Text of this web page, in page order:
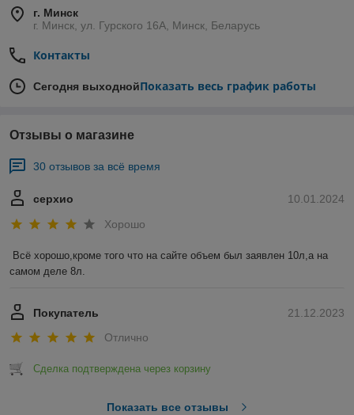
г. Минск
г. Минск, ул. Гурского 16А, Минск, Беларусь
Контакты
Сегодня выходнойПоказать весь график работы
Отзывы о магазине
30 отзывов за всё время
10.01.2024
серхио
Хорошо
Всё хорошо,кроме того что на сайте объем был заявлен 10л,а на
самом деле 8л.
21.12.2023
Покупатель
Отлично
Сделка подтверждена через корзину
Показать все отзывы